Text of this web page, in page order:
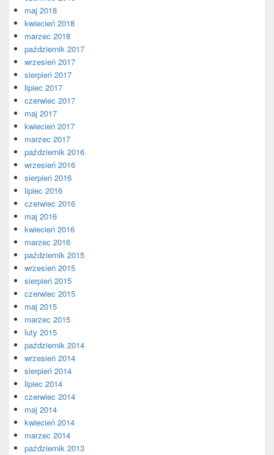
maj 2018
kwiecień 2018
marzec 2018
październik 2017
wrzesień 2017
sierpień 2017
lipiec 2017
czerwiec 2017
maj 2017
kwiecień 2017
marzec 2017
październik 2016
wrzesień 2016
sierpień 2016
lipiec 2016
czerwiec 2016
maj 2016
kwiecień 2016
marzec 2016
październik 2015
wrzesień 2015
sierpień 2015
czerwiec 2015
maj 2015
marzec 2015
luty 2015
październik 2014
wrzesień 2014
sierpień 2014
lipiec 2014
czerwiec 2014
maj 2014
kwiecień 2014
marzec 2014
październik 2013